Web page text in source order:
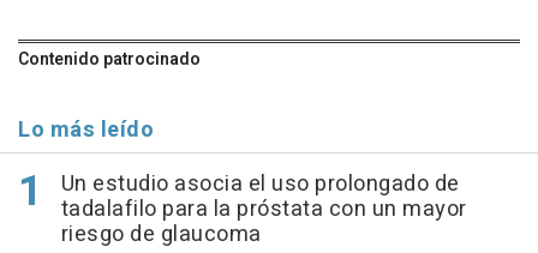
Contenido patrocinado
Lo más leído
Un estudio asocia el uso prolongado de
tadalafilo para la próstata con un mayor
riesgo de glaucoma